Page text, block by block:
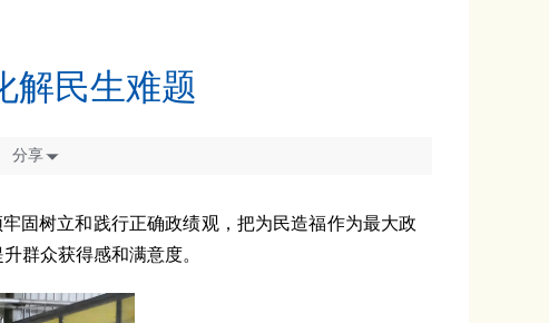
解民生难题
分享
树立和践行正确政绩观，把为民造福作为最大政
群众获得感和满意度。